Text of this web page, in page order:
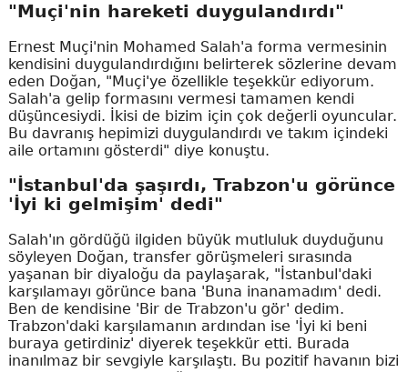
"Muçi'nin hareketi duygulandırdı"
Ernest Muçi'nin Mohamed Salah'a forma vermesinin
kendisini duygulandırdığını belirterek sözlerine devam
eden Doğan, "Muçi'ye özellikle teşekkür ediyorum.
Salah'a gelip formasını vermesi tamamen kendi
düşüncesiydi. İkisi de bizim için çok değerli oyuncular.
Bu davranış hepimizi duygulandırdı ve takım içindeki
aile ortamını gösterdi" diye konuştu.
"İstanbul'da şaşırdı, Trabzon'u görünce
'İyi ki gelmişim' dedi"
Salah'ın gördüğü ilgiden büyük mutluluk duyduğunu
söyleyen Doğan, transfer görüşmeleri sırasında
yaşanan bir diyaloğu da paylaşarak, "İstanbul'daki
karşılamayı görünce bana 'Buna inanamadım' dedi.
Ben de kendisine 'Bir de Trabzon'u gör' dedim.
Trabzon'daki karşılamanın ardından ise 'İyi ki beni
buraya getirdiniz' diyerek teşekkür etti. Burada
inanılmaz bir sevgiyle karşılaştı. Bu pozitif havanın bizi